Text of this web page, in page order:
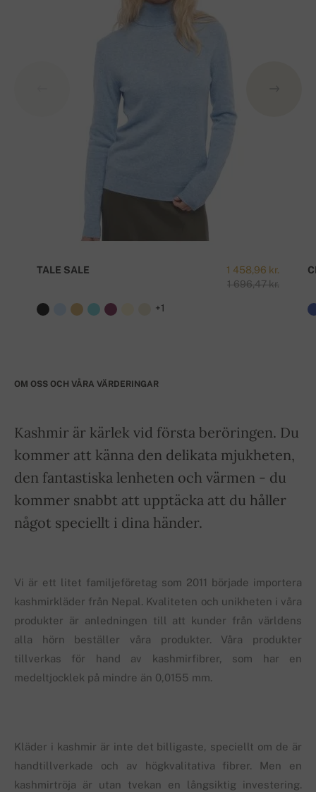
1 458,96 kr.
1 696,47 kr.
TALE SALE
+1
OM OSS OCH VÅRA VÄRDERINGAR
Kashmir är kärlek vid första beröringen. Du
kommer att känna den delikata mjukheten,
den fantastiska lenheten och värmen - du
kommer snabbt att upptäcka att du håller
något speciellt i dina händer.
Vi är ett litet familjeföretag som 2011 började importera
kashmirkläder från Nepal. Kvaliteten och unikheten i våra
produkter är anledningen till att kunder från världens
alla hörn beställer våra produkter. Våra produkter
tillverkas för hand av kashmirfibrer, som har en
medeltjocklek på mindre än 0,0155 mm.
Kläder i kashmir är inte det billigaste, speciellt om de är
handtillverkade och av högkvalitativa fibrer. Men en
kashmirtröja är utan tvekan en långsiktig investering.